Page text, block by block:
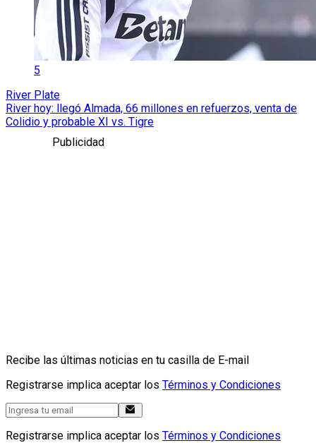
5
River Plate
River hoy: llegó Almada, 66 millones en refuerzos, venta de
Colidio y probable XI vs. Tigre
Publicidad
Recibe las últimas noticias en tu casilla de E-mail
Registrarse implica aceptar los Términos y Condiciones
Registrarse implica aceptar los Términos y Condiciones